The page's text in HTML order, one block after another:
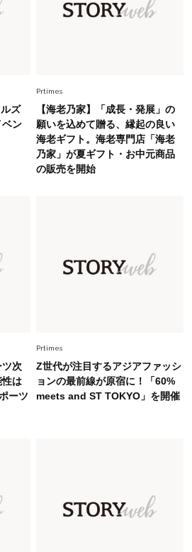
先生が問い直す“理想の老後”の呪縛
ダー連載23】
2026.5.22
ナさん 電撃婚から1年、家族の価値観
「理想の暮らしよりも今の心地よさを選
2026.7.16
通勤はこれ１着！「きちんと感」も
レ」も整うトレンドトップス〈4選〉
2026.7.31
Tシャツコーデ】超ビッグサイズ×きれ
ズ
ベン
Prtimes
【海老乃家】「成長・発展」の
願いを込めて贈る、縁起の良い
海老ギフト。海老専門店「海老
乃家」が夏ギフト・お中元商品
の販売を開始
次
は
ーツ
Prtimes
Z世代が注目するアジアファッシ
ョンの最前線が原宿に！「60%
meets and ST TOKYO」を開催